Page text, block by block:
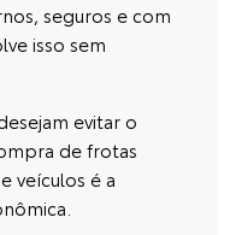
seguros e com
isso sem
evitar o
de frotas
veículos é a